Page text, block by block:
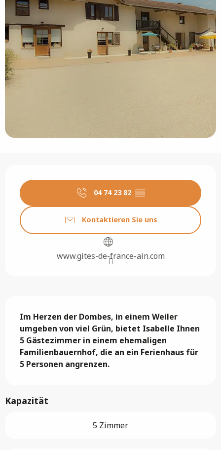
04 74 23 82 ▒▒
Kontaktieren Sie uns
www.gites-de-france-ain.com
Im Herzen der Dombes, in einem Weiler
umgeben von viel Grün, bietet Isabelle Ihnen
5 Gästezimmer in einem ehemaligen
Familienbauernhof, die an ein Ferienhaus für
5 Personen angrenzen.
Kapazität
5 Zimmer